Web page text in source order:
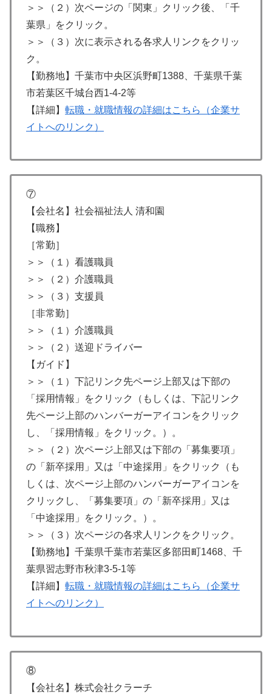
＞＞（２）次ページの「関東」クリック後、「千
葉県」をクリック。
＞＞（３）次に表示される各求人リンクをクリッ
ク。
【勤務地】千葉市中央区浜野町1388、千葉県千葉
市若葉区千城台西1-4-2等
【詳細】 転職・就職情報の詳細はこちら（企業サ
イトへのリンク）
⑦
【会社名】社会福祉法人 清和園
【職務】
［常勤］
＞＞（１）看護職員
＞＞（２）介護職員
＞＞（３）支援員
［非常勤］
＞＞（１）介護職員
＞＞（２）送迎ドライバー
【ガイド】
＞＞（１）下記リンク先ページ上部又は下部の
「採用情報」をクリック（もしくは、下記リンク
先ページ上部のハンバーガーアイコンをクリック
し、「採用情報」をクリック。）。
＞＞（２）次ページ上部又は下部の「募集要項」
の「新卒採用」又は「中途採用」をクリック（も
しくは、次ページ上部のハンバーガーアイコンを
クリックし、「募集要項」の「新卒採用」又は
「中途採用」をクリック。）。
＞＞（３）次ページの各求人リンクをクリック。
【勤務地】千葉県千葉市若葉区多部田町1468、千
葉県習志野市秋津3-5-1等
【詳細】 転職・就職情報の詳細はこちら（企業サ
イトへのリンク）
⑧
【会社名】株式会社クラーチ